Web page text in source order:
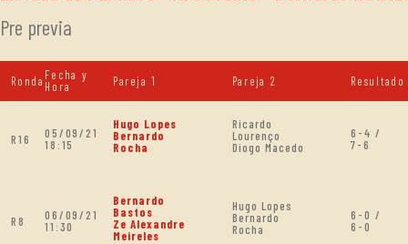
Pre previa
Ronda Fecha y
Hora
Pareja 1 Pareja 2 Resultado
R16
05/09/21
18:15
Hugo Lopes
Bernardo
Rocha
Ricardo
Lourenço
Diogo Macedo
6-4 /
7-6
R8
06/09/21
11:30
Bernardo
Bastos
Ze Alexandre
Meireles
Hugo Lopes
Bernardo
Rocha
6-0 /
6-0